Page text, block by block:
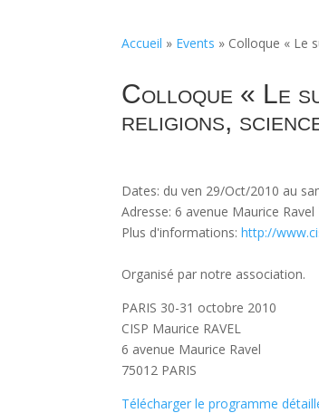
Accueil » Events » Colloque « Le
Colloque « Le
religions,
Dates: du ven 29/Oct/2010 au
Adresse: 6 avenue Maurice Ravel
Plus d'informations:http://
Organisé par notre association.
PARIS 30-31 octobre 2010
CISP Maurice RAVEL
6 avenue Maurice Ravel
75012 PARIS
Télécharger le programme